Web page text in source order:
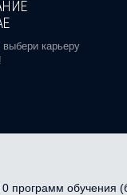
карьеру
обучения